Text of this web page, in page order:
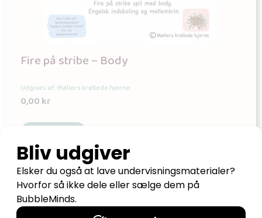
Fire på stribe – Body
Udgives af: Møllers krøllede hjerne
0,00kr